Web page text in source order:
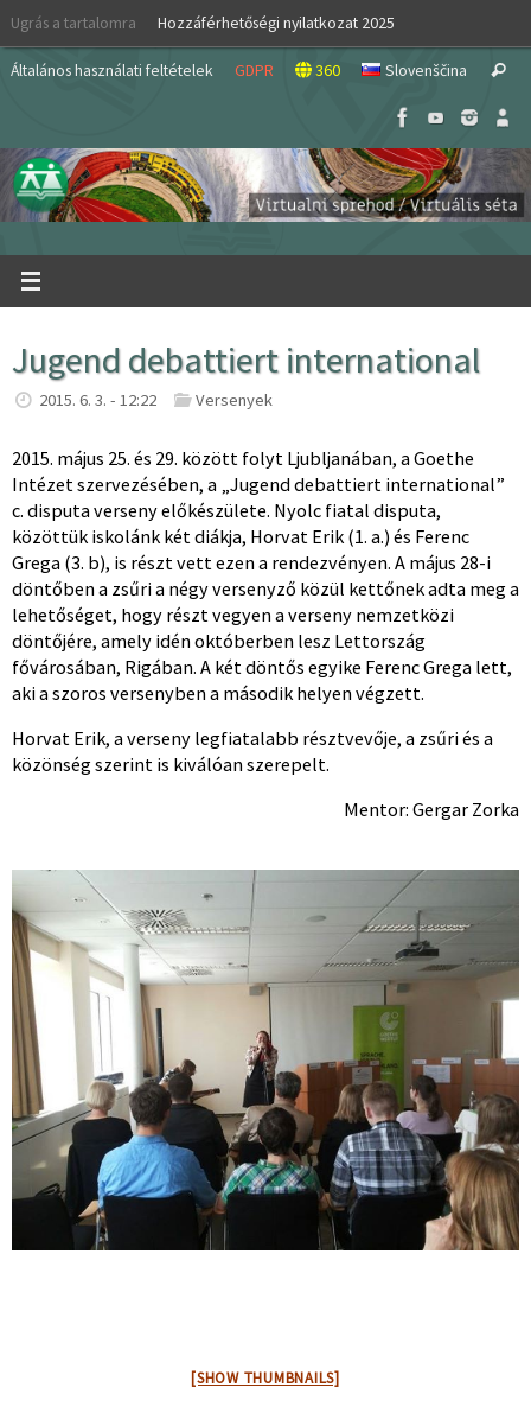
Skip
content
Ugrás a tartalomra Hozzáférhetőségi nyilatkozat 2025
Általános használati feltételek GDPR 360 Slovenščina Search
Jugend debattiert international
2015. 6. 3. - 12:22 Versenyek
2015. május 25. és 29. között folyt Ljubljanában, a Goethe
Intézet szervezésében, a „Jugend debattiert international”
c. disputa verseny előkészülete. Nyolc fiatal disputa,
közöttük iskolánk két diákja, Horvat Erik (1. a.) és Ferenc
Grega (3. b), is részt vett ezen a rendezvényen. A május 28-i
döntőben a zsűri a négy versenyző közül kettőnek adta meg a
lehetőséget, hogy részt vegyen a verseny nemzetközi
döntőjére, amely idén októberben lesz Lettország
fővárosában, Rigában. A két döntős egyike Ferenc Grega lett,
aki a szoros versenyben a második helyen végzett.
Horvat Erik, a verseny legfiatalabb résztvevője, a zsűri és a
közönség szerint is kiválóan szerepelt.
Mentor: Gergar Zorka
[SHOW THUMBNAILS]